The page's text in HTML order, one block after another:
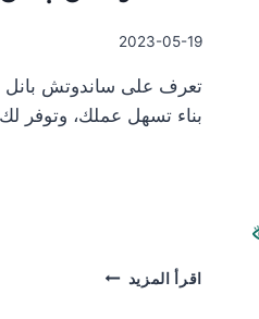
2023-05-19
تعرف على ساندوتش بانل
بناء تسهل عملك، وتوفر
اقرأ المزيد توريد